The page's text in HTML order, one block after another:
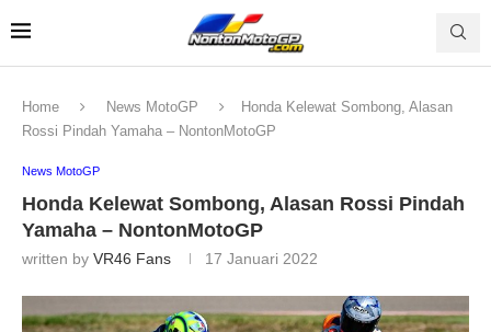
Home News MotoGP
Honda Kelewat Sombong, Alasan
Rossi Pindah Yamaha – NontonMotoGP
News MotoGP
Honda Kelewat Sombong, Alasan Rossi Pindah
Yamaha – NontonMotoGP
written by VR46 Fans 17 Januari 2022